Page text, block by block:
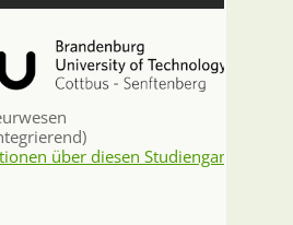
über diesen Studiengang